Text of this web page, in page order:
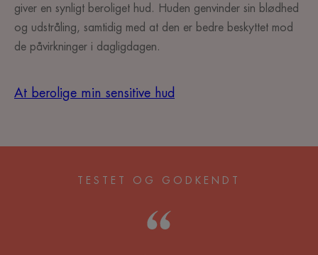
giver en synligt beroliget hud. Huden genvinder sin blødhed
og udstråling, samtidig med at den er bedre beskyttet mod
de påvirkninger i dagligdagen.
At berolige min sensitive hud
TESTET OG GODKENDT